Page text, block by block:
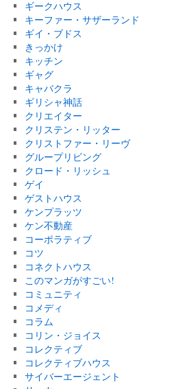
ギークハウス
キーファー・サザーランド
ギイ・ブドス
きっかけ
キッチン
ギャグ
キャバクラ
ギリシャ神話
クリエイター
クリステン・リッター
クリストファー・リーヴ
グループリビング
クロード・リッシュ
ゲイ
ゲストハウス
ケンプラッツ
ケン不動産
コーポラティブ
コツ
コネクトハウス
このマンガがすごい!
コミュニティ
コメディ
コラム
コリン・ジョイス
コレクティブ
コレクティブハウス
サイバーエージェント